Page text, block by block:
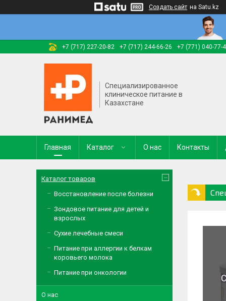
Создать сайт на Satu.kz
+7 (717) 227-20-82 +7 (717) 244-66-26 +7 (771) 040-77-
Специализированное
клиническое питание в
Казахстане
Главная Каталог О нас Контакты
Каталог товаров
Восстановление после болезни
Зондовое питание для детей и
взрослых
Сухие лечебные смеси
Питание при аллергии к белкам
коровьего молока
Питание при онкологии
О нас